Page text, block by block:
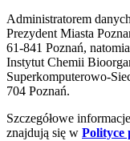
Administratorem
Prezydent Miasta
61-841 Poznań,
Instytut Chemii
Superkomputerowo-
704 Poznań.
Szczegółowe
znajdują się w Polityce